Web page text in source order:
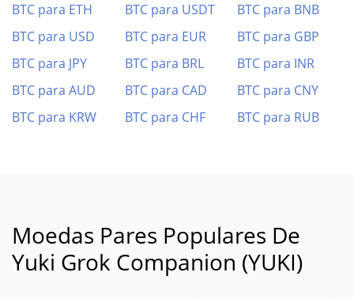
BTC para ETH BTC para USDT
BTC para BNB
BTC para USD
BTC para EUR
BTC para GBP
BTC para JPY
BTC para BRL
BTC para INR
BTC para AUD
BTC para CAD
BTC para CNY
BTC para KRW
BTC para CHF BTC para RUB
Moedas Pares Populares De
Yuki Grok Companion (YUKI)